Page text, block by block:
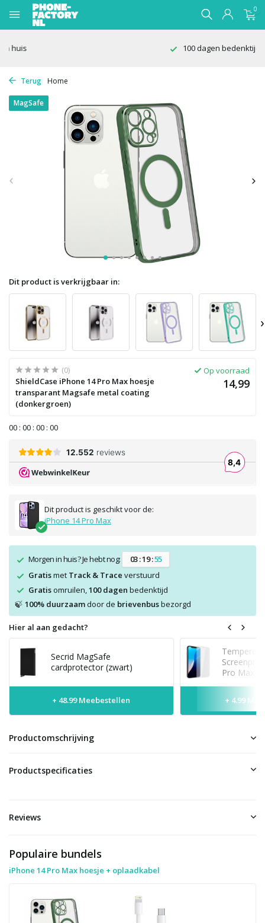
0
100 dagen bedenktijd
Terug Home
MagSafe
Dit product is verkrijgbaar in:
›
(0)
ShieldCase iPhone 14 Pro Max hoesje
transparant Magsafe metal coating
(donkergroen)
Op voorraad
14,99
00 : 00 : 00 : 00
Dit product is geschikt voor de:
iPhone 14 Pro Max
Morgen in huis? Je hebt nog: 03:19:54
Gratismet Track & Trace verstuurd
Gratisomruilen, 100 dagen bedenktijd
🍃 100% duurzaamdoor de brievenbusbezorgd
Hier al aan gedacht?
Secrid MagSafe
cardprotector (zwart)
+ 48.99 Meebestellen
Tempered
Pro Max
+ 4.99
Productomschrijving
Productspecificaties
Reviews
Populaire bundels
iPhone 14 Pro Max hoesje + oplaadkabel